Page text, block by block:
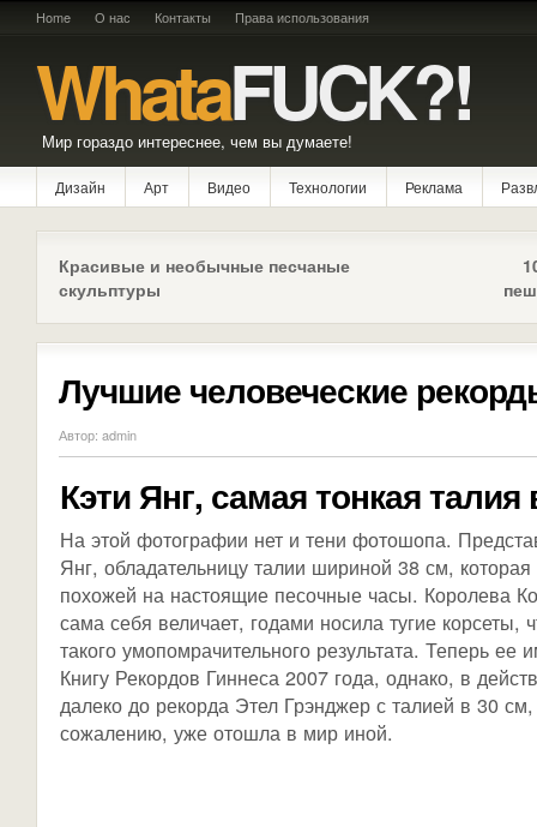
Home О нас Контакты Права использования
WhataFUCK?!
Мир гораздо интереснее, чем вы думаете!
Дизайн Арт Видео Технологии Реклама
Красивые и необычные песчаные
скульптуры
Лучшие человеческие
Автор: admin
Кэти Янг, самая тонкая
На этой фотографии нет и тени фотошопа.
Янг, обладательницу талии шириной 38 см, которая
похожей на настоящие песочные часы. Королева
сама себя величает, годами носила тугие корсеты,
такого умопомрачительного результата. Теперь ее
Книгу Рекордов Гиннеса 2007 года, однако, в
далеко до рекорда Этел Грэнджер с талией в 30 см,
сожалению, уже отошла в мир иной.